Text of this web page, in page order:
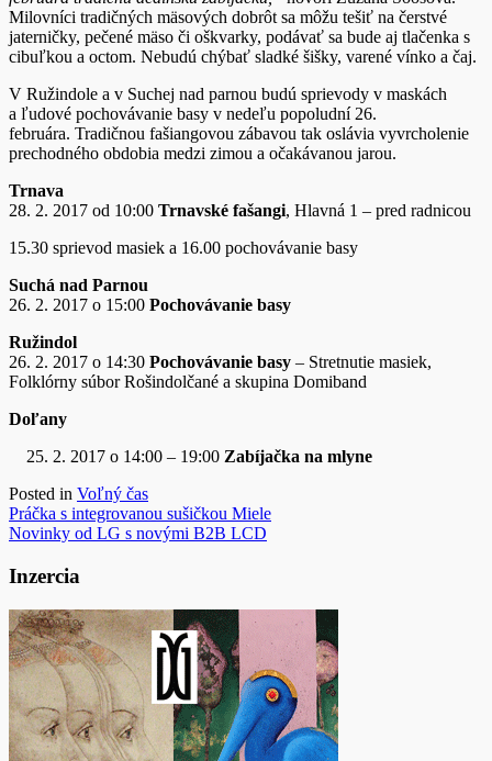
Milovníci tradičných mäsových dobrôt sa môžu tešiť na čerstvé
jaterničky, pečené mäso či oškvarky, podávať sa bude aj tlačenka s
cibuľkou a octom. Nebudú chýbať sladké šišky, varené vínko a čaj.
V Ružindole a v Suchej nad parnou budú sprievody v maskách
a ľudové pochovávanie basy v nedeľu popoludní 26.
februára. Tradičnou fašiangovou zábavou tak oslávia vyvrcholenie
prechodného obdobia medzi zimou a očakávanou jarou.
Trnava
28. 2. 2017 od 10:00 Trnavské fašangi, Hlavná 1 – pred radnicou
15.30 sprievod masiek a 16.00 pochovávanie basy
Suchá nad Parnou
26. 2. 2017 o 15:00 Pochovávanie basy
Ružindol
26. 2. 2017 o 14:30 Pochovávanie basy – Stretnutie masiek,
Folklórny súbor Rošindolčané a skupina Domiband
Doľany
2. 2017 o 14:00 – 19:00 Zabíjačka na mlyne
Posted in Voľný čas
Navigácia
v
článku
Práčka s integrovanou sušičkou Miele
Novinky od LG s novými B2B LCD
Inzercia